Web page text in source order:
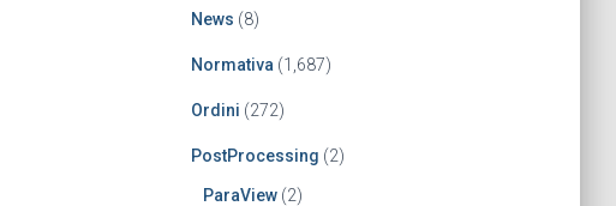
News (8)
Normativa (1,687)
Ordini (272)
PostProcessing (2)
ParaView(2)